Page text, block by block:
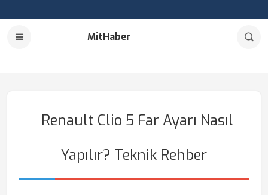
MitHaber
Renault Clio 5 Far Ayarı Nasıl
Yapılır? Teknik Rehber